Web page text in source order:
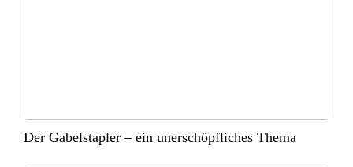
Der Gabelstapler – ein unerschöpfliches Thema